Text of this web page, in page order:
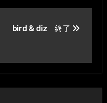
bird & diz 終了